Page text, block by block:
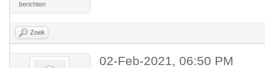
berichten
Zoek
02-Feb-2021, 06:50 PM